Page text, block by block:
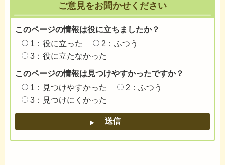
ご意見をお聞かせください
このページの情報は役に立ちましたか？
1：役に立った
2：ふつう
3：役に立たなかった
このページの情報は見つけやすかったですか？
1：見つけやすかった
2：ふつう
3：見つけにくかった